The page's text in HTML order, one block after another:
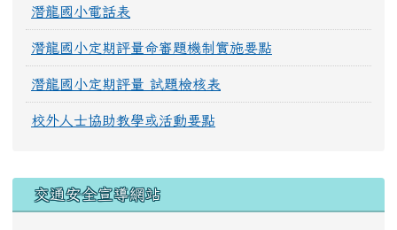
潛龍國小電話表
潛龍國小定期評量命審題機制實施要點
潛龍國小定期評量 試題檢核表
校外人士協助教學或活動要點
交通安全宣導網站